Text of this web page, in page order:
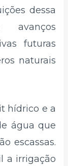
dessa
avanços
futuras
naturais
hídrico e a
água que
escassas.
a irrigação